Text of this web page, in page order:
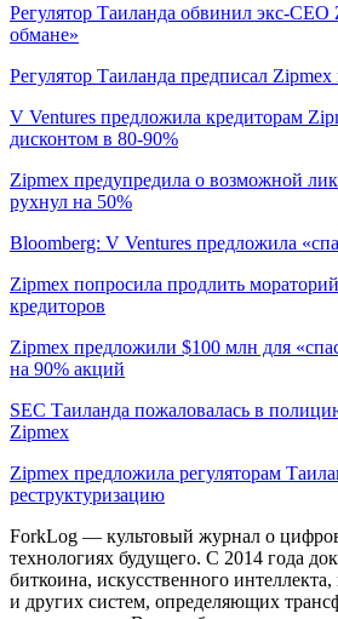
Регулятор Таиланда обвинил экс-
обмане»
Регулятор Таиланда предписал Zipmex
V Ventures предложила кредиторам
дисконтом в 80-90%
Zipmex предупредила о возможной
рухнул на 50%
Bloomberg: V Ventures предложила
Zipmex попросила продлить
кредиторов
Zipmex предложили $100 млн для
на 90% акций
SEC Таиланда пожаловалась в
Zipmex
Zipmex предложила регуляторам
реструктуризацию
ForkLog — культовый журнал о
технологиях будущего. С 2014 года
биткоина, искусственного
и других систем, определяющих